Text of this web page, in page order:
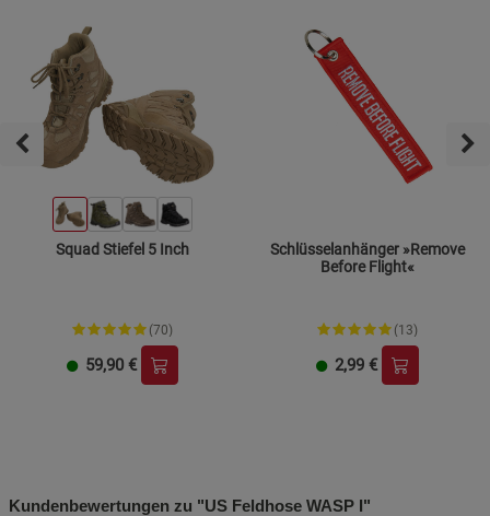
Squad Stiefel 5 Inch
(70)
59,90 €
Schlüsselanhänger »Remove
Before Flight«
(13)
2,99 €
Kundenbewertungen zu "US Feldhose WASP I"